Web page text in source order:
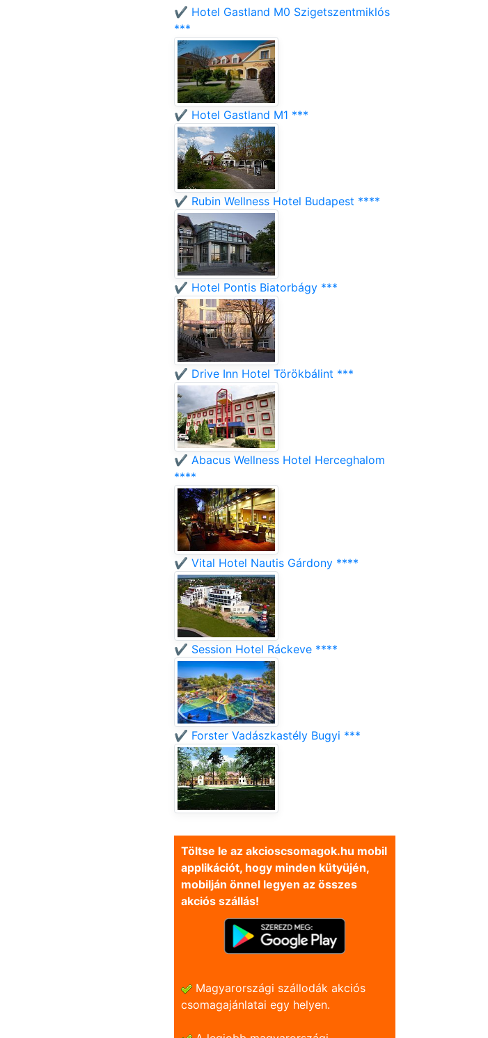
✔️ Hotel Gastland M0 Szigetszentmiklós
***
✔️ Hotel Gastland M1 ***
✔️ Rubin Wellness Hotel Budapest ****
✔️ Hotel Pontis Biatorbágy ***
✔️ Drive Inn Hotel Törökbálint ***
✔️ Abacus Wellness Hotel Herceghalom
****
✔️ Vital Hotel Nautis Gárdony ****
✔️ Session Hotel Ráckeve ****
✔️ Forster Vadászkastély Bugyi ***
Töltse le az akcioscsomagok.hu mobil
applikációt, hogy minden kütyüjén,
mobilján önnel legyen az összes
akciós szállás!
Magyarországi szállodák akciós
csomagajánlatai egy helyen.